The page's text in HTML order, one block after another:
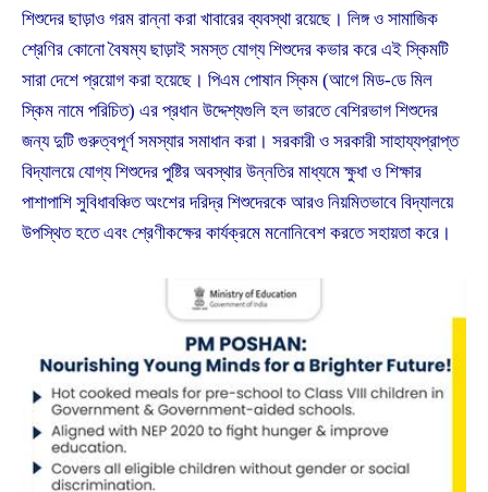
শিশুদের ছাড়াও গরম রান্না করা খাবারের ব্যবস্থা রয়েছে। লিঙ্গ ও সামাজিক
শ্রেণির কোনো বৈষম্য ছাড়াই সমস্ত যোগ্য শিশুদের কভার করে এই স্কিমটি
সারা দেশে প্রয়োগ করা হয়েছে। পিএম পোষান স্কিম (আগে মিড-ডে মিল
স্কিম নামে পরিচিত) এর প্রধান উদ্দেশ্যগুলি হল ভারতে বেশিরভাগ শিশুদের
জন্য দুটি গুরুত্বপূর্ণ সমস্যার সমাধান করা। সরকারী ও সরকারী সাহায্যপ্রাপ্ত
বিদ্যালয়ে যোগ্য শিশুদের পুষ্টির অবস্থার উন্নতির মাধ্যমে ক্ষুধা ও শিক্ষার
পাশাপাশি সুবিধাবঞ্চিত অংশের দরিদ্র শিশুদেরকে আরও নিয়মিতভাবে বিদ্যালয়ে
উপস্থিত হতে এবং শ্রেণীকক্ষের কার্যক্রমে মনোনিবেশ করতে সহায়তা করে।